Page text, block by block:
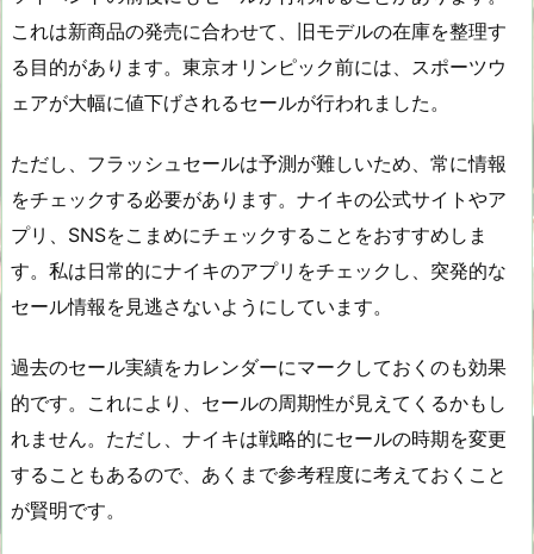
これは新商品の発売に合わせて、旧モデルの在庫を整理す
る目的があります。東京オリンピック前には、スポーツウ
ェアが大幅に値下げされるセールが行われました。
ただし、フラッシュセールは予測が難しいため、常に情報
をチェックする必要があります。ナイキの公式サイトやア
プリ、SNSをこまめにチェックすることをおすすめしま
す。私は日常的にナイキのアプリをチェックし、突発的な
セール情報を見逃さないようにしています。
過去のセール実績をカレンダーにマークしておくのも効果
的です。これにより、セールの周期性が見えてくるかもし
れません。ただし、ナイキは戦略的にセールの時期を変更
することもあるので、あくまで参考程度に考えておくこと
が賢明です。